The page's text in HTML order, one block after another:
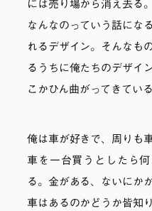
には売り場から消え去る
なんなのっていう話にな
れるデザイン。そんなも
るうちに俺たちのデザイ
こかひん曲がってきてい
俺は車が好きで、周りも
車を一台買うとしたら
る。金がある、ないにか
車はあるのかどうか皆知